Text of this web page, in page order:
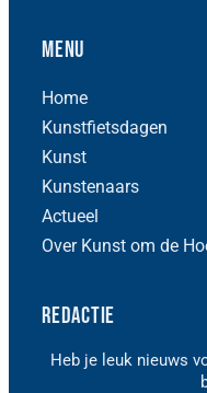
Menu
Home
Kunstfietsdagen
Kunst
Kunstenaars
Actueel
Over Kunst om de
Redactie
Heb je leuk nieuws